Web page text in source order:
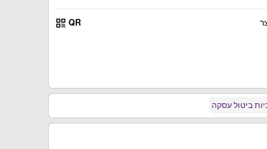
QR
qr_code
ביטול עסקה